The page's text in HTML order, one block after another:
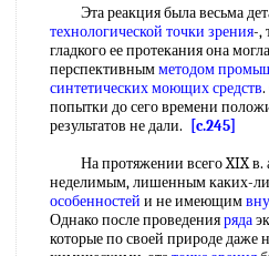
Эта реакция была весьма
технологической точки зрения-,
гладкого ее протекания она
перспективнымметодом
синтетических моющих средств.
попытки до сего времени
результатов не дали.
[c.245]
На протяжении всего XIX в.
неделимым, лишенным каких-
особенностей и не имеющим
Однако после проведенияряда
которые по своей природе даже